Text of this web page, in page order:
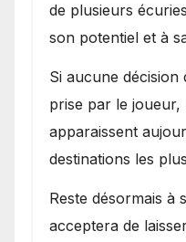
de plusieurs
son potentiel et à
Si aucune décision
prise par le
apparaissent
destinations les
Reste désormais à
acceptera de